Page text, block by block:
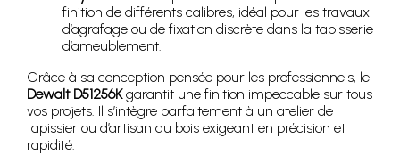
finition de différents calibres, idéal pour les travaux
d’agrafage ou de fixation discrète dans la tapisserie
d’ameublement.
Grâce à sa conception pensée pour les professionnels, le
Dewalt D51256Kgarantit une finition impeccable sur tous
vos projets. Il s’intègre parfaitement à un atelier de
tapissier ou d’artisan du bois exigeant en précision et
rapidité.